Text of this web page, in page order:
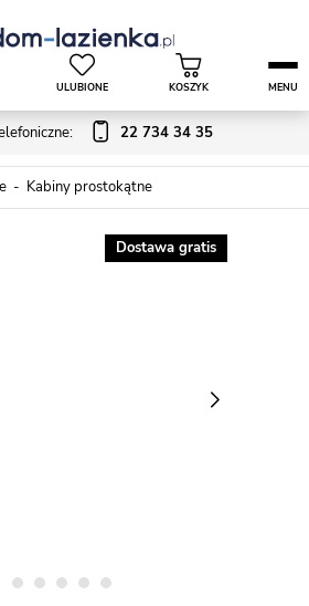
22 734 34 35
ULUBIONE KOSZYK MENU
Kabiny prostokątne
Dostawa gratis